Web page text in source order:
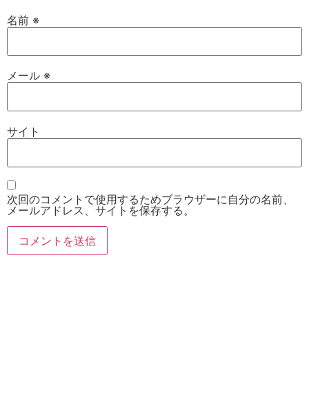
名前 ※
メール ※
サイト
次回のコメントで使用するためブラウザーに自分の名前、
メールアドレス、サイトを保存する。